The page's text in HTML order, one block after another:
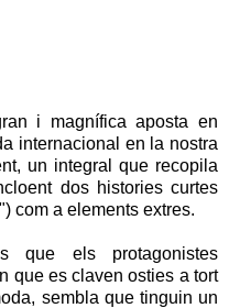
i magnífica aposta en
internacional en la nostra
un integral que recopila
dos histories curtes
") com a elements extres.
que els protagonistes
que es claven osties a tort
sembla que tinguin un